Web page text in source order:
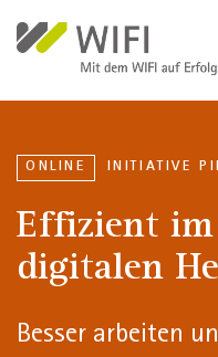
INITIATIVE
ONLINE
Effizient
digitalen
Besser arbeiten